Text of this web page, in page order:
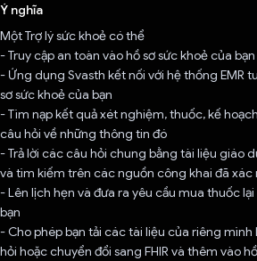
Ý nghĩa
Một Trợ lý sức khoẻ có thể
- Truy cập an toàn vào hồ sơ sức khoẻ của bạn
- Ứng dụng Svasth kết nối với hệ thống EMR
sơ sức khoẻ của bạn
- Tìm nạp kết quả xét nghiệm, thuốc, kế
câu hỏi về những thông tin đó
- Trả lời các câu hỏi chung bằng tài liệu giáo
và tìm kiếm trên các nguồn công khai đã xác
- Lên lịch hẹn và đưa ra yêu cầu mua thuốc
bạn
- Cho phép bạn tải các tài liệu của riêng mình
hỏi hoặc chuyển đổi sang FHIR và thêm vào